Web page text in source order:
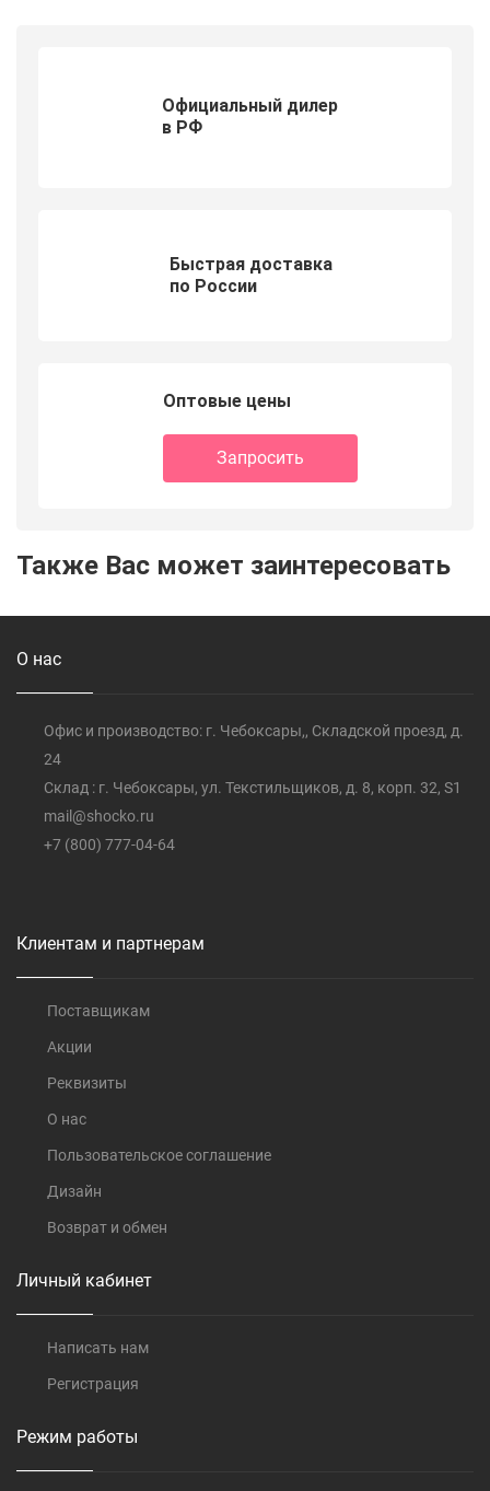
Официальный дилер
в РФ
Быстрая доставка
по России
Оптовые цены
Запросить
Также Вас может заинтересовать
О нас
Офис и производство: г. Чебоксары,, Складской проезд, д.
24
Склад : г. Чебоксары, ул. Текстильщиков, д. 8, корп. 32, S1
mail@shocko.ru
+7 (800) 777-04-64
Клиентам и партнерам
Поставщикам
Акции
Реквизиты
О нас
Пользовательское соглашение
Дизайн
Возврат и обмен
Личный кабинет
Написать нам
Регистрация
Режим работы